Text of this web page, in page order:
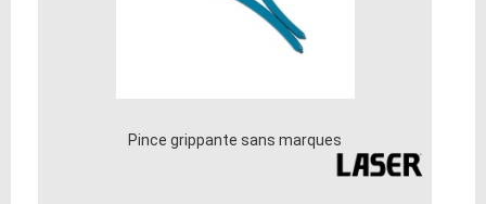
Pince grippante sans marques